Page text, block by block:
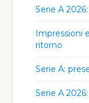
Serie A
Impressioni
ritorno
Serie A:
Serie A